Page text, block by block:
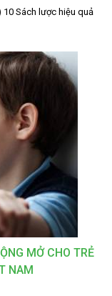
Sách lược hiệu quả
MỞ CHO TRẺ
NAM